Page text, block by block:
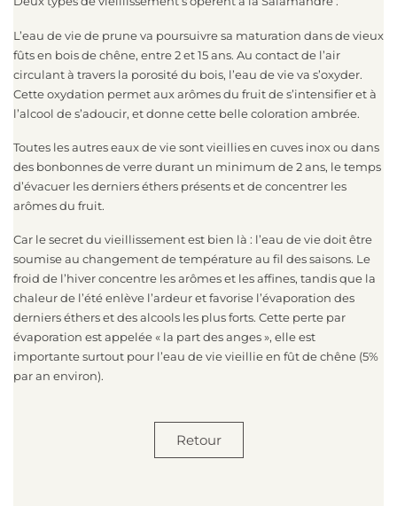
L’eau de vie de prune va poursuivre sa maturation dans de vieux
fûts en bois de chêne, entre 2 et 15 ans. Au contact de l’air
circulant à travers la porosité du bois, l’eau de vie va s’oxyder.
Cette oxydation permet aux arômes du fruit de s’intensifier et à
l’alcool de s’adoucir, et donne cette belle coloration ambrée.
Toutes les autres eaux de vie sont vieillies en cuves inox ou dans
des bonbonnes de verre durant un minimum de 2 ans, le temps
d’évacuer les derniers éthers présents et de concentrer les
arômes du fruit.
Car le secret du vieillissement est bien là : l’eau de vie doit être
soumise au changement de température au fil des saisons. Le
froid de l’hiver concentre les arômes et les affines, tandis que la
chaleur de l’été enlève l’ardeur et favorise l’évaporation des
derniers éthers et des alcools les plus forts. Cette perte par
évaporation est appelée « la part des anges », elle est
importante surtout pour l’eau de vie vieillie en fût de chêne (5%
par an environ).
Retour